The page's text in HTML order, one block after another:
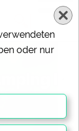
oder nur